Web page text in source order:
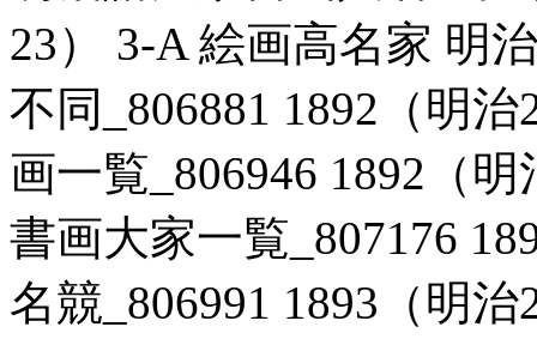
23） 3-A 絵画高名家 明
不同_806881 1892（明
画一覧_806946 1892（
書画大家一覧_807176
名競_806991 1893（明